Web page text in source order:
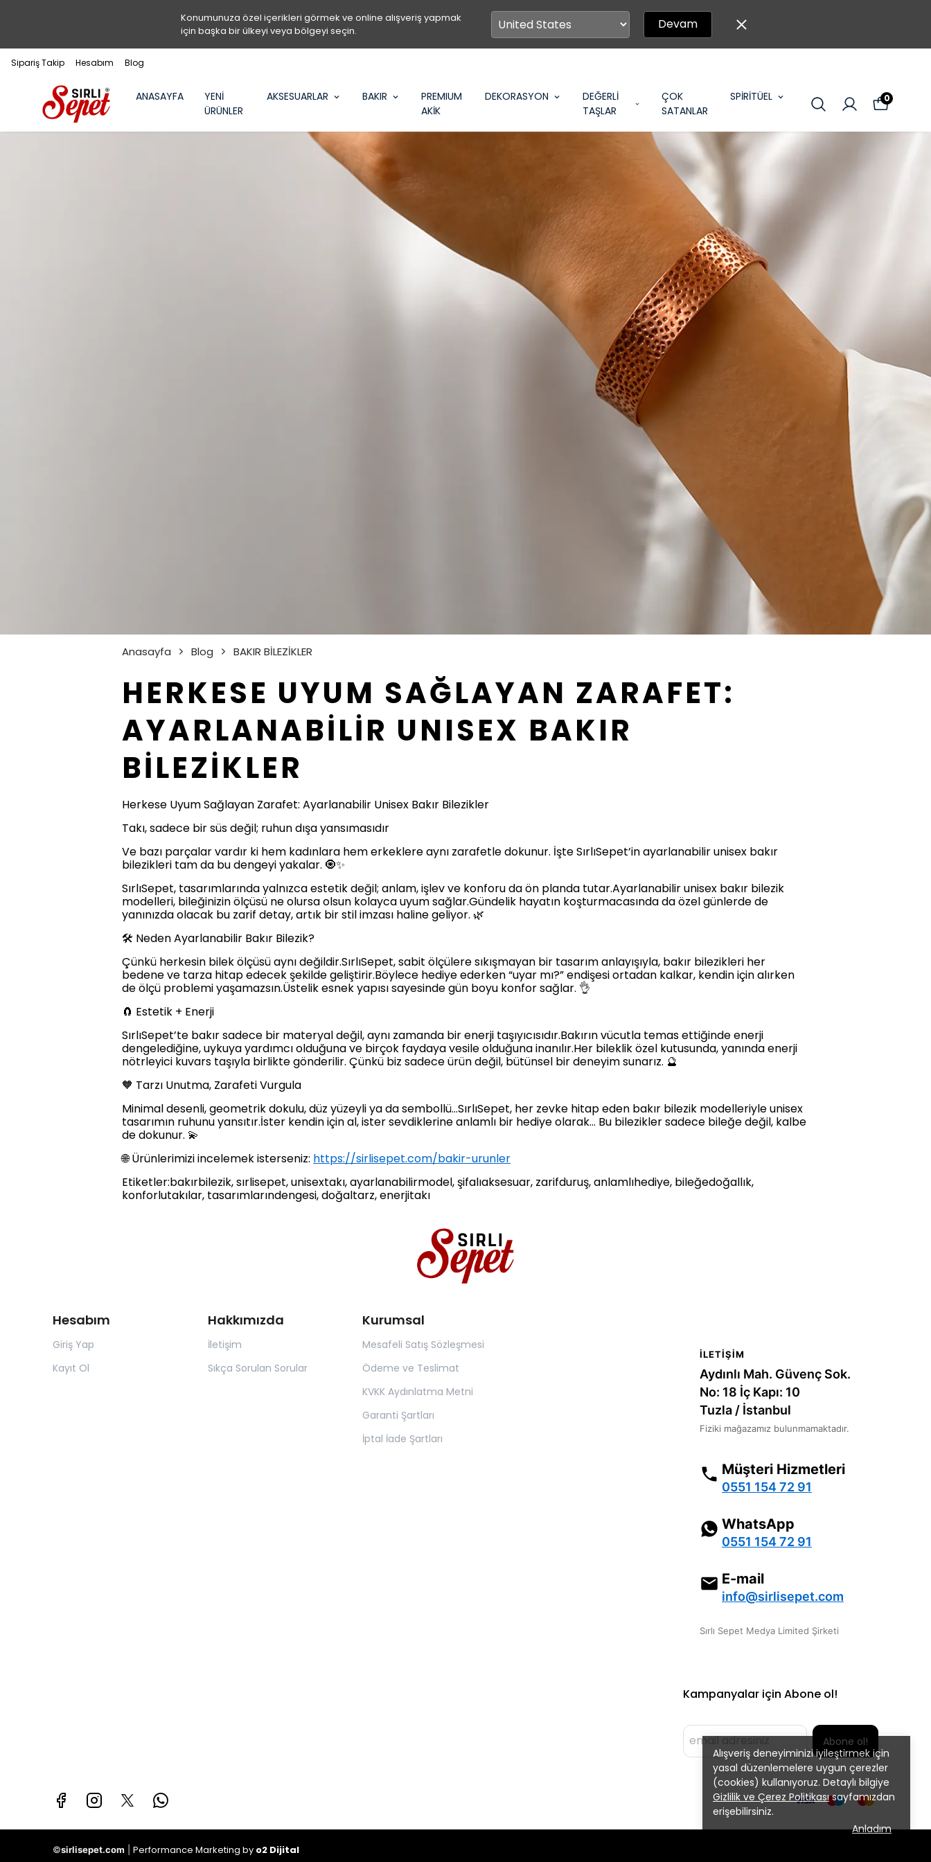
Konumunuza özel içerikleri görmek ve online alışveriş yapmak
için başka bir ülkeyi veya bölgeyi seçin.
Devam
Sipariş Takip Hesabım Blog
ANASAYFA
YENİ
ÜRÜNLER
AKSESUARLAR BAKIR
PREMIUM
AKİK
DEKORASYON
DEĞERLİ
TAŞLAR
ÇOK
SATANLAR
SPİRİTÜEL 0
Alışveriş deneyiminizi iyileştirmek için
yasal düzenlemelere uygun çerezler
(cookies) kullanıyoruz. Detaylı bilgiye
Gizlilik ve Çerez Politikasısayfamızdan
erişebilirsiniz.
Anladım
Anasayfa Blog BAKIR BİLEZİKLER
HERKESE UYUM SAĞLAYAN ZARAFET:
AYARLANABİLİR UNISEX BAKIR
BİLEZİKLER
Herkese Uyum Sağlayan Zarafet: Ayarlanabilir Unisex Bakır Bilezikler
Takı, sadece bir süs değil; ruhun dışa yansımasıdır
Ve bazı parçalar vardır ki hem kadınlara hem erkeklere aynı zarafetle dokunur. İşte SırlıSepet’in ayarlanabilir unisex bakır
bilezikleri tam da bu dengeyi yakalar. 🧿✨
SırlıSepet, tasarımlarında yalnızca estetik değil; anlam, işlev ve konforu da ön planda tutar.Ayarlanabilir unisex bakır bilezik
modelleri, bileğinizin ölçüsü ne olursa olsun kolayca uyum sağlar.Gündelik hayatın koşturmacasında da özel günlerde de
yanınızda olacak bu zarif detay, artık bir stil imzası haline geliyor. 🌿
🛠️ Neden Ayarlanabilir Bakır Bilezik?
Çünkü herkesin bilek ölçüsü aynı değildir.SırlıSepet, sabit ölçülere sıkışmayan bir tasarım anlayışıyla, bakır bilezikleri her
bedene ve tarza hitap edecek şekilde geliştirir.Böylece hediye ederken “uyar mı?” endişesi ortadan kalkar, kendin için alırken
de ölçü problemi yaşamazsın.Üstelik esnek yapısı sayesinde gün boyu konfor sağlar. 👌
🧲 Estetik + Enerji
SırlıSepet’te bakır sadece bir materyal değil, aynı zamanda bir enerji taşıyıcısıdır.Bakırın vücutla temas ettiğinde enerji
dengelediğine, uykuya yardımcı olduğuna ve birçok faydaya vesile olduğuna inanılır.Her bileklik özel kutusunda, yanında enerji
nötrleyici kuvars taşıyla birlikte gönderilir. Çünkü biz sadece ürün değil, bütünsel bir deneyim sunarız. 🔮
🧡 Tarzı Unutma, Zarafeti Vurgula
Minimal desenli, geometrik dokulu, düz yüzeyli ya da sembollü…SırlıSepet, her zevke hitap eden bakır bilezik modelleriyle unisex
tasarımın ruhunu yansıtır.İster kendin için al, ister sevdiklerine anlamlı bir hediye olarak… Bu bilezikler sadece bileğe değil, kalbe
de dokunur. 💫
🌐 Ürünlerimizi incelemek isterseniz: https://sirlisepet.com/bakir-urunler
Etiketler:bakırbilezik, sırlisepet, unisextakı, ayarlanabilirmodel, şifalıaksesuar, zarifduruş, anlamlıhediye, bileğedoğallık,
konforlutakılar, tasarımlarındengesi, doğaltarz, enerjitakı
Hesabım
Giriş Yap
Kayıt Ol
Hakkımızda
İletişim
Sıkça Sorulan Sorular
Kurumsal
Mesafeli Satış Sözleşmesi
Ödeme ve Teslimat
KVKK Aydınlatma Metni
Garanti Şartları
İptal İade Şartları
İLETIŞIM
Aydınlı Mah. Güvenç Sok.
No: 18 İç Kapı: 10
Tuzla / İstanbul
Fiziki mağazamız bulunmamaktadır.
Müşteri Hizmetleri
0551 154 72 91
WhatsApp
0551 154 72 91
E-mail
info@sirlisepet.com
Sırlı Sepet Medya Limited Şirketi
Kampanyalar için Abone ol!
Abone ol!
©sirlisepet.com Performance Marketing by o2 Dijital